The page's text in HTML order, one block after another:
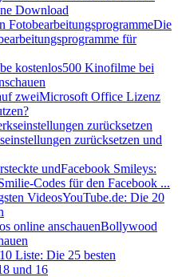
Download
Die
für
500 Kinofilme bei
Microsoft Office Lizenz
zurücksetzen und
Facebook Smileys:
Codes für den Facebook ...
YouTube.de: Die 20
Bollywood
Liste: Die 25 besten
und 16